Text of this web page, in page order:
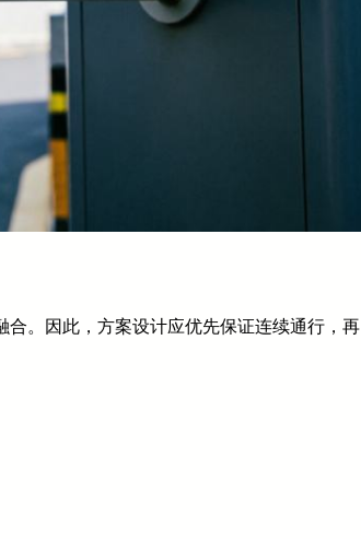
合。因此，方案设计应优先保证连续通行，再